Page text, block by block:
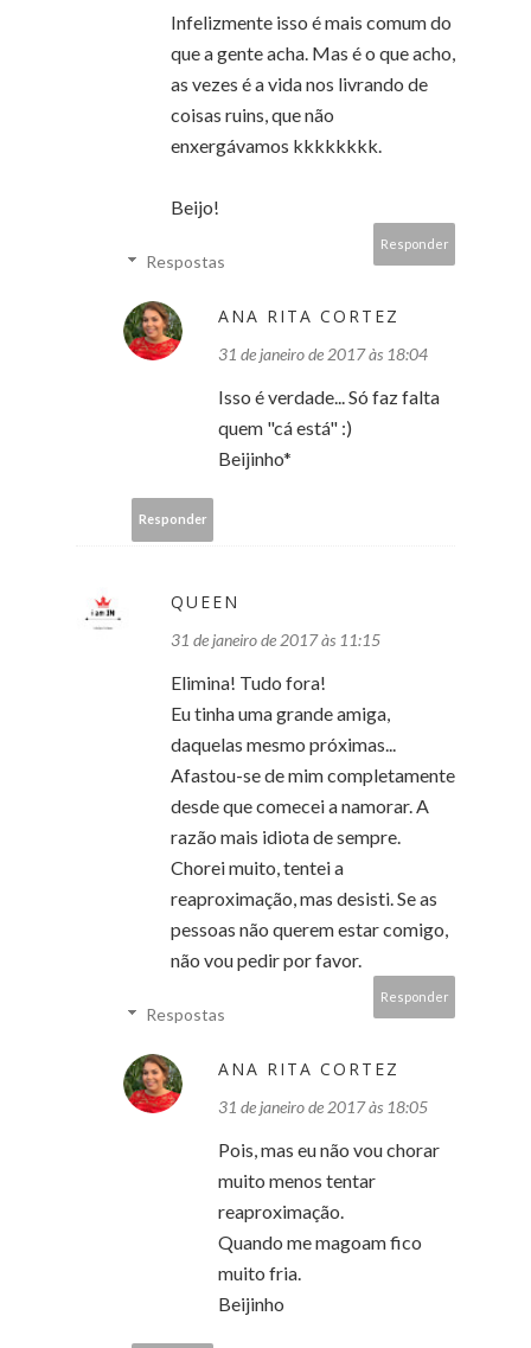
Infelizmente isso é mais comum do
que a gente acha. Mas é o que acho,
as vezes é a vida nos livrando de
coisas ruins, que não
enxergávamos kkkkkkkk.
Beijo!
Responder
Respostas
ANA RITA CORTEZ
31 de janeiro de 2017 às 18:04
Isso é verdade... Só faz falta
quem "cá está" :)
Beijinho*
Responder
QUEEN
31 de janeiro de 2017 às 11:15
Elimina! Tudo fora!
Eu tinha uma grande amiga,
daquelas mesmo próximas...
Afastou-se de mim completamente
desde que comecei a namorar. A
razão mais idiota de sempre.
Chorei muito, tentei a
reaproximação, mas desisti. Se as
pessoas não querem estar comigo,
não vou pedir por favor.
Responder
Respostas
ANA RITA CORTEZ
31 de janeiro de 2017 às 18:05
Pois, mas eu não vou chorar
muito menos tentar
reaproximação.
Quando me magoam fico
muito fria.
Beijinho